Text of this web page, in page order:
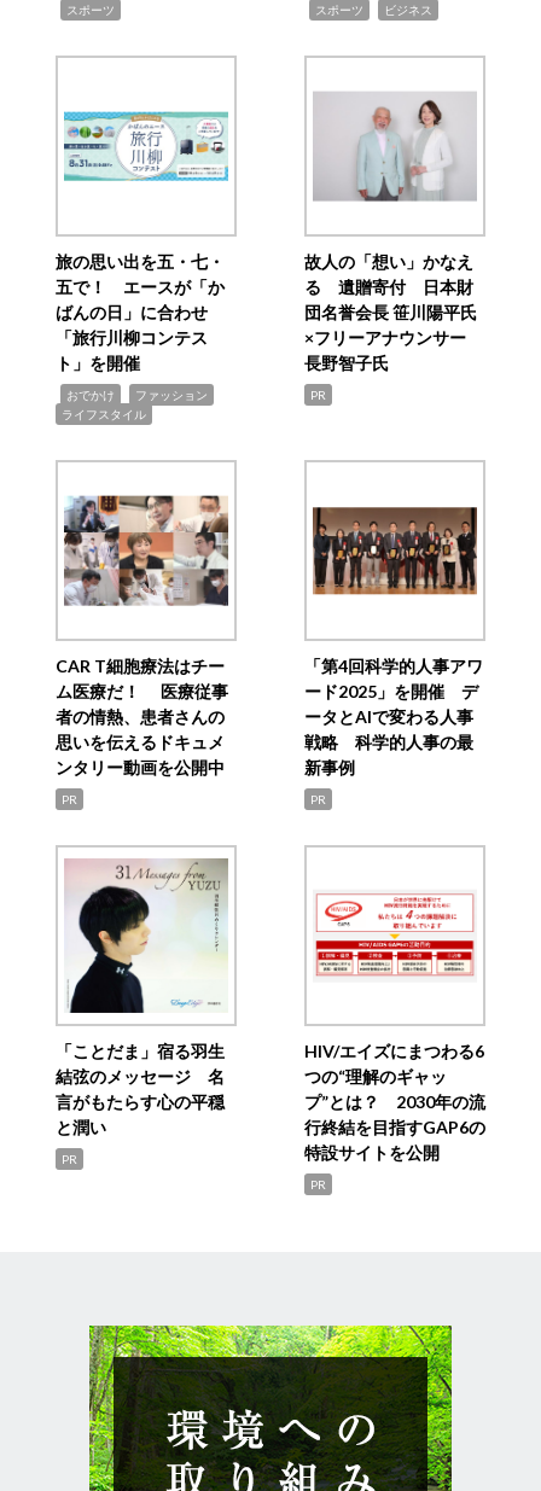
スポーツ スポーツ ビジネス
旅の思い出を五・七・
五で！ エースが「か
ばんの日」に合わせ
「旅行川柳コンテス
ト」を開催
おでかけ ファッション
ライフスタイル
故人の「想い」かなえ
る 遺贈寄付 日本財
団名誉会長 笹川陽平氏
×フリーアナウンサー
長野智子氏
PR
CAR T細胞療法はチー
ム医療だ！ 医療従事
者の情熱、患者さんの
思いを伝えるドキュメ
ンタリー動画を公開中
PR
「第4回科学的人事アワ
ード2025」を開催 デ
ータとAIで変わる人事
戦略 科学的人事の最
新事例
PR
「ことだま」宿る羽生
結弦のメッセージ 名
言がもたらす心の平穏
と潤い
PR
HIV/エイズにまつわる6
つの“理解のギャッ
プ”とは？ 2030年の流
行終結を目指すGAP6の
特設サイトを公開
PR